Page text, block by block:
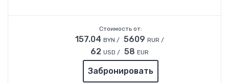
Стоимость от:
157.04 BYN / 5609 RUR /
62 USD / 58 EUR
Забронировать